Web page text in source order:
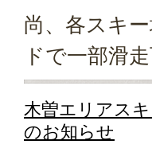
尚、各スキ
ドで一部滑
木曽エリアス
のお知らせ